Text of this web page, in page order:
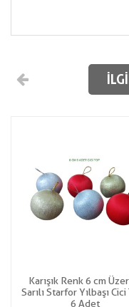
Karışık Renk 6 cm
Sarılı Starfor Yılbaşı Cici
6 Adet